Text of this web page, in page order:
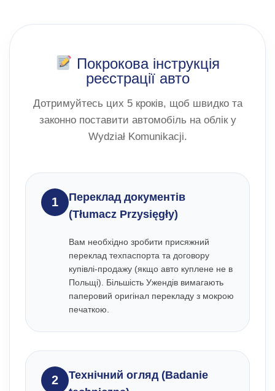
Покрокова інструкція
реєстрації авто
Дотримуйтесь цих 5 кроків, щоб швидко та
законно поставити автомобіль на облік у
Wydział Komunikacji.
1
Переклад документів
(Tłumacz Przysięgły)
Вам необхідно зробити присяжний
переклад техпаспорта та договору
купівлі-продажу (якщо авто куплене не в
Польщі). Більшість Ужендів вимагають
паперовий оригінал перекладу з мокрою
печаткою.
2
Технічний огляд (Badanie